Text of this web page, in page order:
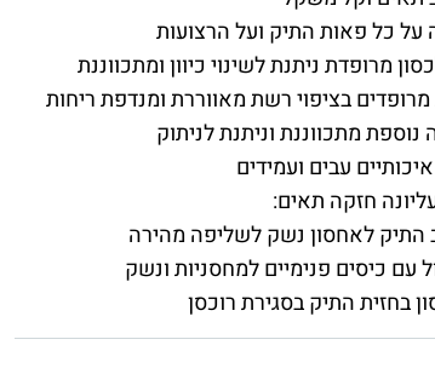
על כל פאות התיק ועל הרצועות
מרופדת ניתנת לשינוי כיוון ומתכווננת
מרופדים בציפוי רשת מאווררת ומנדפת ריחות
מתכווננת וניתנת לניתוק
איכותיים עבים ועמידים
חזקה תאים:
התיק לאחסון נשק לשליפה מהירה
עם כיסים פנימיים למחסניות ונשק
בחזית התיק בסגירת רוכסן